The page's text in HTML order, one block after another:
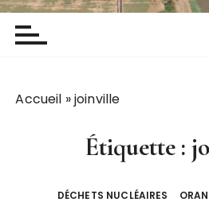
o TCNA NARBONNE
Transparence des canaux de
Accueil »joinville
Étiquette :
DÉCHETS NUCLÉAIRES